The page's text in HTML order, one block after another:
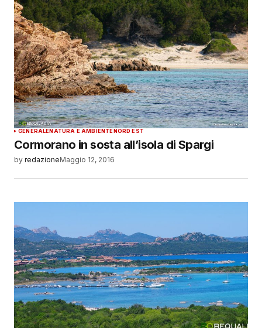
GENERALENATURA E AMBIENTE NORD EST
Cormorano in sosta all’isola di Spargi
by redazioneMaggio 12, 2016